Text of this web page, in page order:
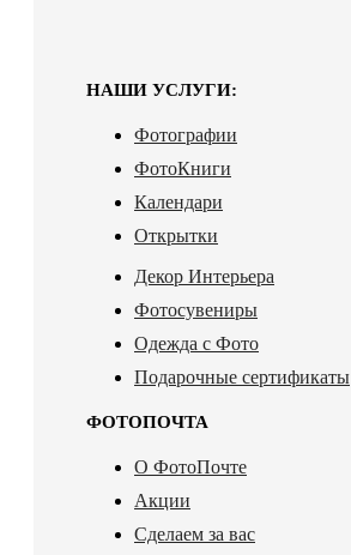
НАШИ УСЛУГИ:
Фотографии
ФотоКниги
Календари
Открытки
Декор Интерьера
Фотосувениры
Одежда с Фото
Подарочные сертификаты
ФОТОПОЧТА
О ФотоПочте
Акции
Сделаем за вас